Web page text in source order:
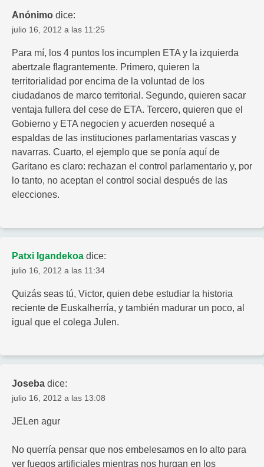
Anónimo dice:
julio 16, 2012 a las 11:25
Para mí, los 4 puntos los incumplen ETA y la izquierda
abertzale flagrantemente. Primero, quieren la
territorialidad por encima de la voluntad de los
ciudadanos de marco territorial. Segundo, quieren sacar
ventaja fullera del cese de ETA. Tercero, quieren que el
Gobierno y ETA negocien y acuerden nosequé a
espaldas de las instituciones parlamentarias vascas y
navarras. Cuarto, el ejemplo que se ponía aquí de
Garitano es claro: rechazan el control parlamentario y, por
lo tanto, no aceptan el control social después de las
elecciones.
Patxi Igandekoa dice:
julio 16, 2012 a las 11:34
Quizás seas tú, Victor, quien debe estudiar la historia
reciente de Euskalherría, y también madurar un poco, al
igual que el colega Julen.
Joseba dice:
julio 16, 2012 a las 13:08
JELen agur
No querría pensar que nos embelesamos en lo alto para
ver fuegos artificiales mientras nos hurgan en los